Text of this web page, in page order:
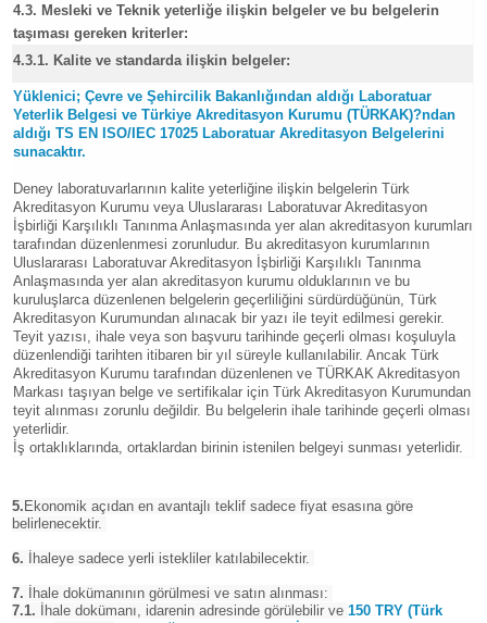
4.3. Mesleki ve Teknik yeterliğe ilişkin belgeler ve bu belgelerin
taşıması gereken kriterler:
4.3.1. Kalite ve standarda ilişkin belgeler:
Yüklenici; Çevre ve Şehircilik Bakanlığından aldığı Laboratuar
Yeterlik Belgesi ve Türkiye Akreditasyon Kurumu (TÜRKAK)?ndan
aldığı TS EN ISO/IEC 17025 Laboratuar Akreditasyon Belgelerini
sunacaktır.
Deney laboratuvarlarının kalite yeterliğine ilişkin belgelerin Türk
Akreditasyon Kurumu veya Uluslararası Laboratuvar Akreditasyon
İşbirliği Karşılıklı Tanınma Anlaşmasında yer alan akreditasyon kurumları
tarafından düzenlenmesi zorunludur. Bu akreditasyon kurumlarının
Uluslararası Laboratuvar Akreditasyon İşbirliği Karşılıklı Tanınma
Anlaşmasında yer alan akreditasyon kurumu olduklarının ve bu
kuruluşlarca düzenlenen belgelerin geçerliliğini sürdürdüğünün, Türk
Akreditasyon Kurumundan alınacak bir yazı ile teyit edilmesi gerekir.
Teyit yazısı, ihale veya son başvuru tarihinde geçerli olması koşuluyla
düzenlendiği tarihten itibaren bir yıl süreyle kullanılabilir. Ancak Türk
Akreditasyon Kurumu tarafından düzenlenen ve TÜRKAK Akreditasyon
Markası taşıyan belge ve sertifikalar için Türk Akreditasyon Kurumundan
teyit alınması zorunlu değildir. Bu belgelerin ihale tarihinde geçerli olması
yeterlidir.
İş ortaklıklarında, ortaklardan birinin istenilen belgeyi sunması yeterlidir.
5. Ekonomik açıdan en avantajlı teklif sadece fiyat esasına göre
belirlenecektir.
6. İhaleye sadece yerli istekliler katılabilecektir.
7. İhale dokümanının görülmesi ve satın alınması:
7.1. İhale dokümanı, idarenin adresinde görülebilir ve150 TRY (Türk